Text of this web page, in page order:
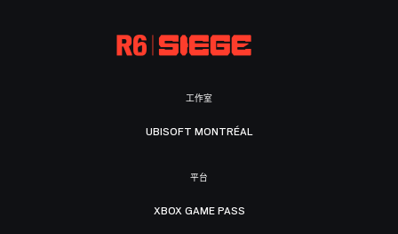
工作室
UBISOFT MONTRÉAL
平台
XBOX GAME PASS